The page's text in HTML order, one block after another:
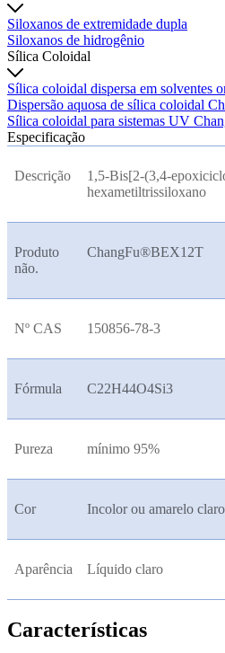
Siloxanos de extremidade dupla
Siloxanos de hidrogênio
Sílica Coloidal
Sílica coloidal dispersa em solventes
Dispersão aquosa de sílica coloidal
Sílica coloidal para sistemas UV
Especificação
Descrição
1,5-Bis[2-(3,4-
hexametiltrissiloxano
Produto
não.
ChangFu®BEX12T
Nº CAS 150856-78-3
Fórmula C22H44O4Si3
Pureza mínimo 95%
Cor Incolor ou amarelo claro
Aparência Líquido claro
Características